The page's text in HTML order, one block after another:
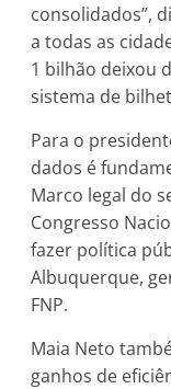
consolidados”,
a todas as
1 bilhão deixou
sistema de
Para o
dados é
Marco legal do
Congresso
fazer política
Albuquerque,
FNP.
Maia Neto
ganhos de